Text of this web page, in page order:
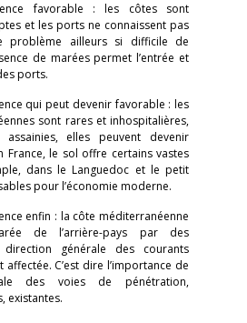
favorable : les côtes sont
et les ports ne connaissent pas
problème ailleurs si difficile de
de marées permet l’entrée et
ports.
qui peut devenir favorable : les
sont rares et inhospitalières,
elles peuvent devenir
France, le sol offre certains vastes
dans le Languedoc et le petit
pour l’économie moderne.
enfin : la côte méditerranéenne
de l’arrière-pays par des
générale des courants
C’est dire l’importance de
des voies de pénétration,
existantes.